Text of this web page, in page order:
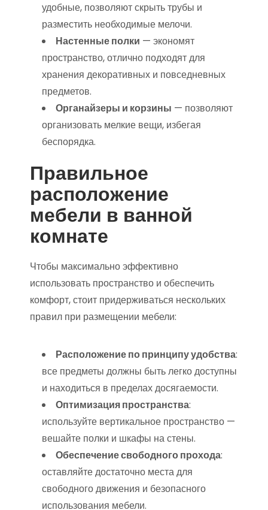
удобные, позволяют скрыть трубы и
разместить необходимые мелочи.
Настенные полки — экономят
пространство, отлично подходят для
хранения декоративных и повседневных
предметов.
Органайзеры и корзины — позволяют
организовать мелкие вещи, избегая
беспорядка.
Правильное
расположение
мебели в ванной
комнате
Чтобы максимально эффективно
использовать пространство и обеспечить
комфорт, стоит придерживаться нескольких
правил при размещении мебели:
Расположение по принципу удобства:
все предметы должны быть легко доступны
и находиться в пределах досягаемости.
Оптимизация пространства:
используйте вертикальное пространство —
вешайте полки и шкафы на стены.
Обеспечение свободного прохода:
оставляйте достаточно места для
свободного движения и безопасного
использования мебели.